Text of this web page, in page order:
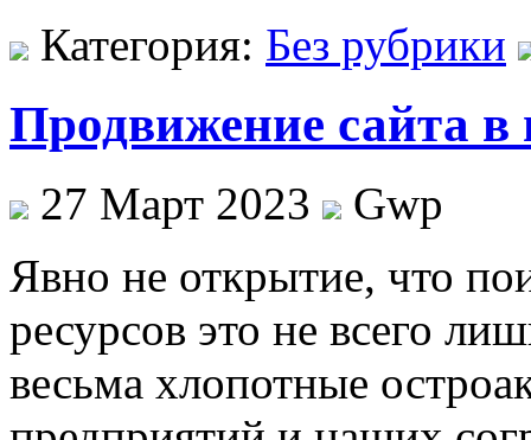
Категория: Без рубрики
Продвижение сайта в
27 Март 2023
Gwp
Явнo нe открытие, что
ресурсов это не всего
весьма хлопотные